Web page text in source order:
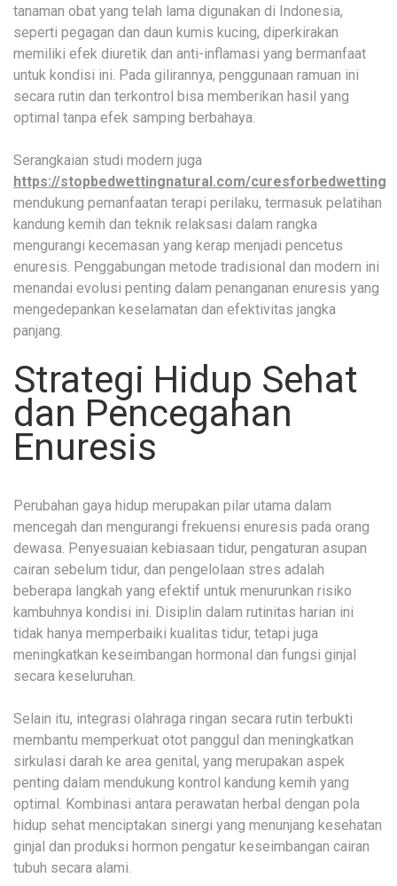
tanaman obat yang telah lama digunakan di Indonesia,
seperti pegagan dan daun kumis kucing, diperkirakan
memiliki efek diuretik dan anti-inflamasi yang bermanfaat
untuk kondisi ini. Pada gilirannya, penggunaan ramuan ini
secara rutin dan terkontrol bisa memberikan hasil yang
optimal tanpa efek samping berbahaya.
Serangkaian studi modern juga
https://stopbedwettingnatural.com/curesforbedwetting
mendukung pemanfaatan terapi perilaku, termasuk pelatihan
kandung kemih dan teknik relaksasi dalam rangka
mengurangi kecemasan yang kerap menjadi pencetus
enuresis. Penggabungan metode tradisional dan modern ini
menandai evolusi penting dalam penanganan enuresis yang
mengedepankan keselamatan dan efektivitas jangka
panjang.
Strategi Hidup Sehat
dan Pencegahan
Enuresis
Perubahan gaya hidup merupakan pilar utama dalam
mencegah dan mengurangi frekuensi enuresis pada orang
dewasa. Penyesuaian kebiasaan tidur, pengaturan asupan
cairan sebelum tidur, dan pengelolaan stres adalah
beberapa langkah yang efektif untuk menurunkan risiko
kambuhnya kondisi ini. Disiplin dalam rutinitas harian ini
tidak hanya memperbaiki kualitas tidur, tetapi juga
meningkatkan keseimbangan hormonal dan fungsi ginjal
secara keseluruhan.
Selain itu, integrasi olahraga ringan secara rutin terbukti
membantu memperkuat otot panggul dan meningkatkan
sirkulasi darah ke area genital, yang merupakan aspek
penting dalam mendukung kontrol kandung kemih yang
optimal. Kombinasi antara perawatan herbal dengan pola
hidup sehat menciptakan sinergi yang menunjang kesehatan
ginjal dan produksi hormon pengatur keseimbangan cairan
tubuh secara alami.